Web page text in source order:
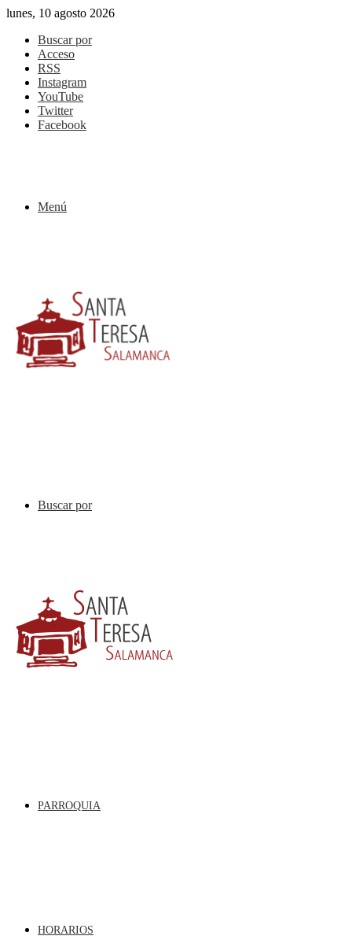
lunes, 10 agosto 2026
Buscar por
Acceso
RSS
Instagram
YouTube
Twitter
Facebook
Menú
Buscar por
PARROQUIA
HORARIOS